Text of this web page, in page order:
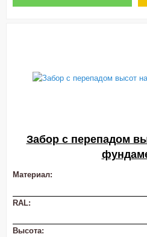
Забор с перепадом
Материал:
RAL:
Высота: